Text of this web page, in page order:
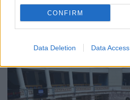
CONFIRM
Data Deletion Data Access
επιτροπή θεσμών και διαφάνειας
Σχετικά Άρθρα